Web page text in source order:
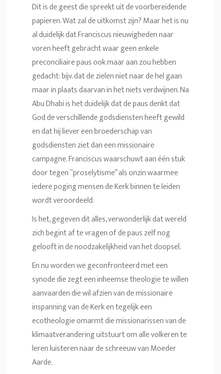
Dit is de geest die spreekt uit de voorbereidende
papieren. Wat zal de uitkomst zijn? Maar het is nu
al duidelijk dat Franciscus nieuwigheden naar
voren heeft gebracht waar geen enkele
preconciliaire paus ook maar aan zou hebben
gedacht: bijv. dat de zielen niet naar de hel gaan
maar in plaats daarvan in het niets verdwijnen. Na
Abu Dhabi is het duidelijk dat de paus denkt dat
God de verschillende godsdiensten heeft gewild
en dat hij liever een broederschap van
godsdiensten ziet dan een missionaire
campagne. Franciscus waarschuwt aan één stuk
door tegen “proselytisme” als onzin waarmee
iedere poging mensen de Kerk binnen te leiden
wordt veroordeeld.
Is het, gegeven dit alles, verwonderlijk dat wereld
zich begint af te vragen of de paus zelf nog
gelooft in de noodzakelijkheid van het doopsel.
En nu worden we geconfronteerd met een
synode die zegt een inheemse theologie te willen
aanvaarden die wil afzien van de missionaire
inspanning van de Kerk en tegelijk een
ecotheologie omarmt die missionarissen van de
klimaatverandering uitstuurt om alle volkeren te
leren luisteren naar de schreeuw van Moeder
Aarde.